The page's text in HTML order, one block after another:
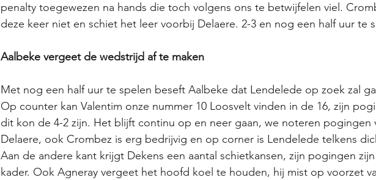
penalty toegewezen na hands die toch volgens ons te betwijfelen viel.
deze keer niet en schiet het leer voorbij Delaere. 2-3 en nog een half uur te
Aalbeke vergeet de wedstrijd af te maken
Met nog een half uur te spelen beseft Aalbeke dat Lendelede op zoek zal
Op counter kan Valentim onze nummer 10 Loosvelt vinden in de 16, zijn
dit kon de 4-2 zijn. Het blijft continu op en neer gaan, we noteren pogingen
Delaere, ook Crombez is erg bedrijvig en op corner is Lendelede telkens
Aan de andere kant krijgt Dekens een aantal schietkansen, zijn pogingen
kader. Ook Agneray vergeet het hoofd koel te houden, hij mist op voorzet